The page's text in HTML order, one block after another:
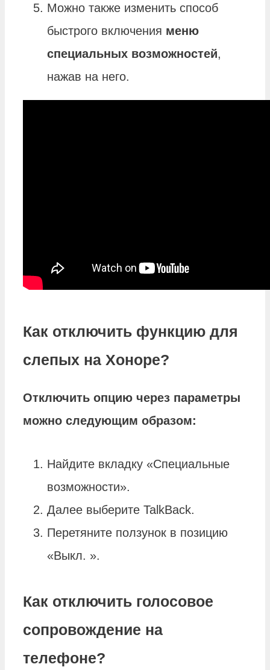
Можно также изменить способ
быстрого включения меню
специальных возможностей,
нажав на него.
Как отключить функцию для
слепых на Хоноре?
Отключить опцию через параметры
можно следующим образом:
Найдите вкладку «Специальные
возможности».
Далее выберите TalkBack.
Перетяните ползунок в позицию
«Выкл. ».
Как отключить голосовое
сопровождение на
телефоне?